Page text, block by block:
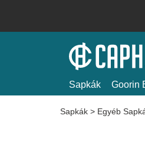
Sapkák Goorin
Sapkák > Egyéb